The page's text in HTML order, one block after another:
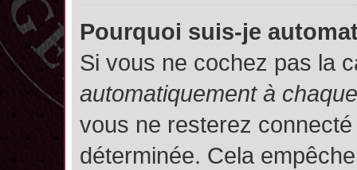
Pourquoi suis-je
Si vous ne cochez pas la
automatiquement à
vous ne resterez
déterminée. Cela